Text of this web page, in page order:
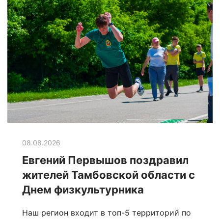
08.08.2026
Евгений Первышов поздравил
жителей Тамбовской области с
Днем физкультурника
Наш регион входит в топ-5 территорий по